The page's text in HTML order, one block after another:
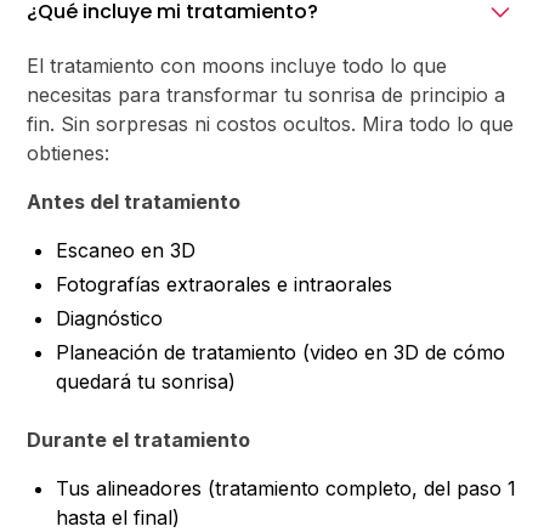
¿Qué incluye mi tratamiento?
El tratamiento con moons incluye todo lo que
necesitas para transformar tu sonrisa de principio a
fin. Sin sorpresas ni costos ocultos. Mira todo lo que
obtienes:
Antes del tratamiento
Escaneo en 3D
Fotografías extraorales e intraorales
Diagnóstico
Planeación de tratamiento (video en 3D de cómo
quedará tu sonrisa)
Durante el tratamiento
Tus alineadores (tratamiento completo, del paso 1
hasta el final)